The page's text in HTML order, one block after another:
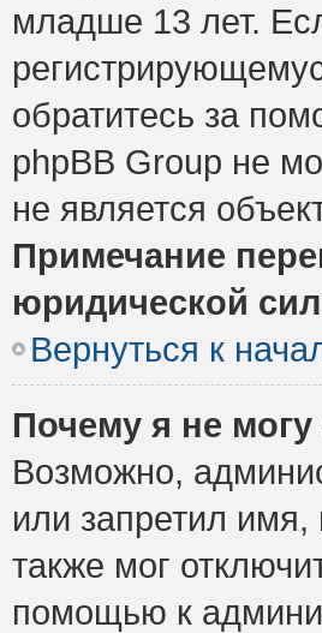
младше 13 лет.
обратитесь за
phpBB Group не
не является
Примечание
юридической
Вернуться к
Почему я не могу
Возможно,
или запретил
также мог
помощью к